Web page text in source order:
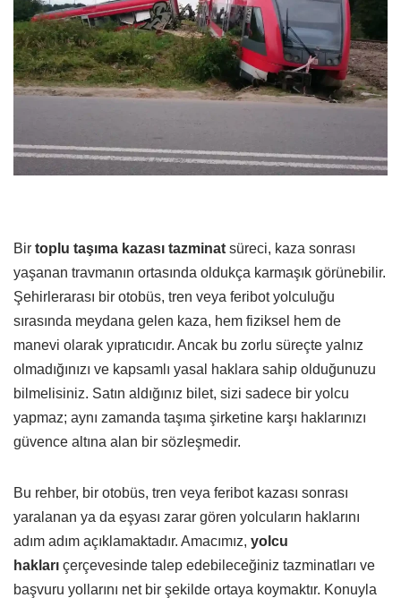
Bir toplu taşıma kazası tazminat süreci, kaza sonrası
yaşanan travmanın ortasında oldukça karmaşık görünebilir.
Şehirlerarası bir otobüs, tren veya feribot yolculuğu
sırasında meydana gelen kaza, hem fiziksel hem de
manevi olarak yıpratıcıdır. Ancak bu zorlu süreçte yalnız
olmadığınızı ve kapsamlı yasal haklara sahip olduğunuzu
bilmelisiniz. Satın aldığınız bilet, sizi sadece bir yolcu
yapmaz; aynı zamanda taşıma şirketine karşı haklarınızı
güvence altına alan bir sözleşmedir.
Bu rehber, bir otobüs, tren veya feribot kazası sonrası
yaralanan ya da eşyası zarar gören yolcuların haklarını
adım adım açıklamaktadır. Amacımız, yolcu
hakları çerçevesinde talep edebileceğiniz tazminatları ve
başvuru yollarını net bir şekilde ortaya koymaktır. Konuyla